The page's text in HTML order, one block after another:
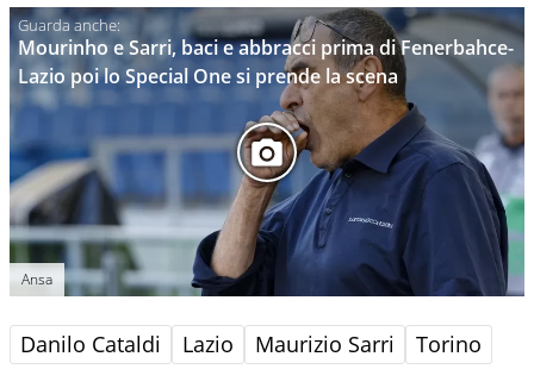
Mourinho e Sarri, baci e abbracci prima di Fenerbahce-
Lazio poi lo Special One si prende la scena
Ansa
Danilo Cataldi Lazio Maurizio Sarri Torino